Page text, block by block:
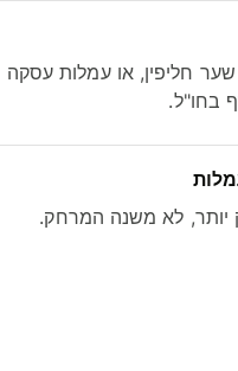
חליפין, או עמלות עסקה
לא משנה המרחק.